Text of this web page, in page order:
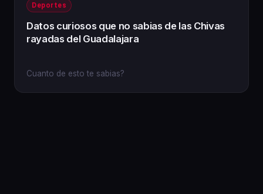
Deportes
Datos curiosos que no sabias de las Chivas
rayadas del Guadalajara
Cuanto de esto te sabias?